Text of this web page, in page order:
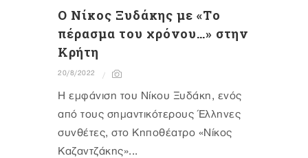
O Νίκος Ξυδάκης με «Tο
πέρασμα του χρόνου…» στην
Κρήτη
20/8/2022
Η εμφάνιση του Νίκου Ξυδάκη, ενός
από τους σημαντικότερους Έλληνες
συνθέτες, στο Κηποθέατρο «Νίκος
Καζαντζάκης»...